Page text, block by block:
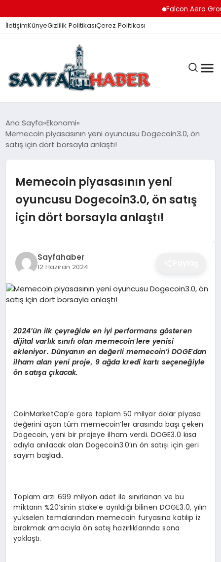
Falcon Aero Group,
İletişimKünyeGizlilik PolitikasıÇerez Politikası
ANA SAYFA
GÜNDEM
EKONOMI
SAĞLIK
SPOR
YAŞAM
DIĞER
Ana Sayfa Ekonomi
Memecoin piyasasının yeni oyuncusu Dogecoin3.0, ön
satış için dört borsayla anlaştı!
Memecoin piyasasının yeni
oyuncusu Dogecoin3.0, ön satış
için dört borsayla anlaştı!
Sayfahaber
12 Haziran 2024
2024’ün ilk çeyreğide en iyi performans gösteren
dijital varlık sınıfı olan memecoin’lere yenisi
ekleniyor. Dünyanın en değerli memecoin’i DOGE’dan
ilham alan yeni proje, 9 ağda kredi kartı seçeneğiyle
ön satışa çıkacak.
CoinMarketCap’e göre toplam 50 milyar dolar piyasa
değerini aşan tüm memecoin’ler arasında başı çeken
Dogecoin, yeni bir projeye ilham verdi. DOGE3.0 kısa
adıyla anılacak olan Dogecoin3.0’ın ön satışı için geri
sayım başladı.
Toplam arzı 699 milyon adet ile sınırlanan ve bu
miktarın %20’sinin stake’e ayrıldığı bilinen DOGE3.0, yılın
yükselen temalarından memecoin furyasına katılıp iz
bırakmak amacıyla ön satış hazırlıklarında sona
yaklaştı.